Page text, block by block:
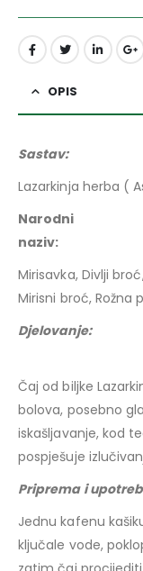
OPIS
Sastav:
Lazarkinja herba (
Narodni
Mirisavka, Divlji
Mirisni broć, Rožna
Djelovanje:
Čaj od biljke
bolova, posebno
iskašljavanje, kod
pospješuje
Priprema i
Jednu kafenu
ključale vode,